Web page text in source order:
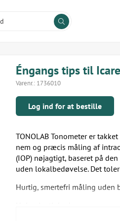
Éngangs tips til
Varenr.: 1736010
Log ind for at bestille
TONOLAB Tonometer er
nem og præcis måling af
(IOP) nøjagtigt, baseret på
uden lokalbedøvelse. Det
Hurtig, smertefri måling uden